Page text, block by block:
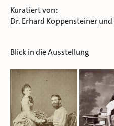
Kuratiert von:
Dr. Erhard Koppensteinerund
Blick in die Ausstellung